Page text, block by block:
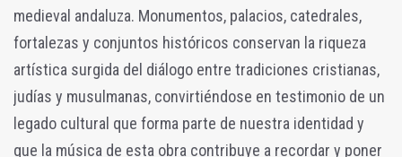
medieval andaluza. Monumentos, palacios, catedrales,
fortalezas y conjuntos históricos conservan la riqueza
artística surgida del diálogo entre tradiciones cristianas,
judías y musulmanas, convirtiéndose en testimonio de un
legado cultural que forma parte de nuestra identidad y
que la música de esta obra contribuye a recordar y poner